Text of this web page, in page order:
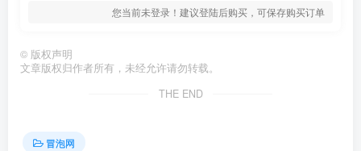
您当前未登录！建议登陆后购买，可保存购买订单
© 版权声明
文章版权归作者所有，未经允许请勿转载。
THE END
冒泡网